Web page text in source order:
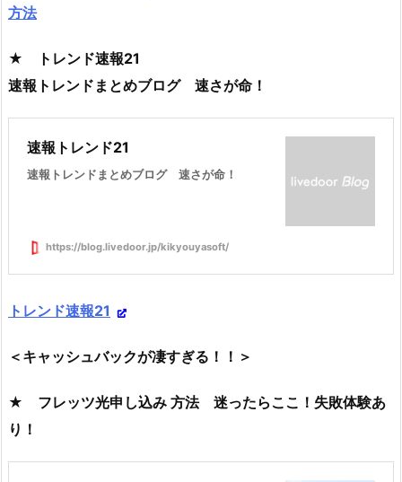
方法
★ トレンド速報21
速報トレンドまとめブログ 速さが命！
速報トレンド21
速報トレンドまとめブログ 速さが命！
https://blog.livedoor.jp/kikyouyasoft/
トレンド速報21
＜キャッシュバックが凄すぎる！！＞
★ フレッツ光申し込み 方法 迷ったらここ！失敗体験あ
り！